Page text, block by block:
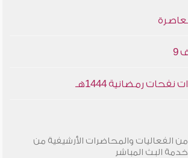
9
رمضانية 1444هـ
من الفعاليات والمحاضرات الأرشيفية من
خدمة البث المباشر